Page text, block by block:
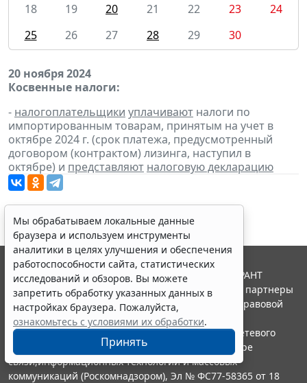
18
19 20 21 22 23
24
25
26 27 28 29 30
20 ноября 2024
Косвенные налоги:
- налогоплательщики уплачивают налоги по
импортированным товарам, принятым на учет в
октябре 2024 г. (срок платежа, предусмотренный
договором (контрактом) лизинга, наступил в
октябре) и представляют налоговую декларацию
Мы обрабатываем локальные данные
браузера и используем инструменты
аналитики в целях улучшения и обеспечения
работоспособности сайта, статистических
исследований и обзоров. Вы можете
запретить обработку указанных данных в
настройках браузера. Пожалуйста,
ознакомьтесь с условиями их обработки.
Принять
© ООО "НПП "ГАРАНТ-СЕРВИС", 2026. Система ГАРАНТ
выпускается с 1990 года. Компания "Гарант" и ее партнеры
являются участниками Российской ассоциации правовой
информации ГАРАНТ.
Портал ГАРАНТ.РУ зарегистрирован в качестве сетевого
издания Федеральной службой по надзору в сфере
связи,информационных технологий и массовых
коммуникаций (Роскомнадзором), Эл № ФС77-58365 от 18